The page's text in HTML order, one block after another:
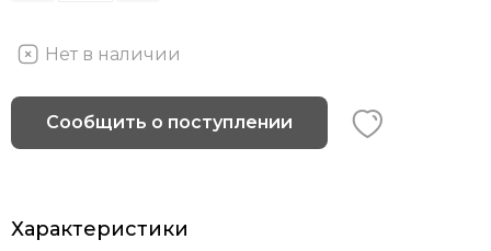
Нет в наличии
Сообщить о поступлении
Характеристики